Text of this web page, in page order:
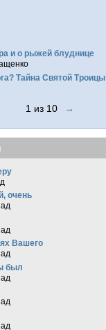
и о рыжей блуднице
Тайна Святой Троицы
1 из 10 →
очень
Вашего
был